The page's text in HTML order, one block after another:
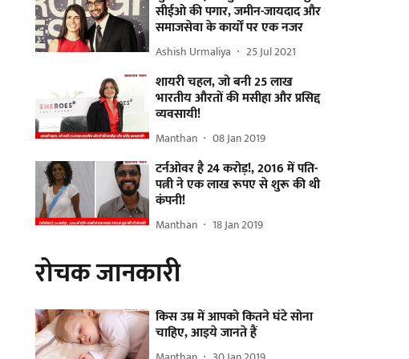
सीईओ की पगार, जमीन-जायदाद और
समाजसेवा के कार्यों पर एक नजर
Ashish Urmaliya 25 Jul 2021
शायरी चहल, जो बनी 25 लाख
भारतीय औरतों की मसीहा और प्रसिद्द
व्यवसायी!
Manthan 08 Jan 2019
टर्नओवर है 24 करोड़!, 2016 में पति-
पत्नी ने एक लाख रूपए से शुरू की थी
कंपनी!
Manthan 18 Jan 2019
रोचक जानकारी
किस उम्र में आपको कितने घंटे सोना
चाहिए, आइये जानते हैं